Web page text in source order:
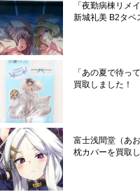
「夜勤病棟リメ
新城礼美 B2タペ
「あの夏で待っ
買取しました！
富士浅間堂（あ
枕カバーを買取